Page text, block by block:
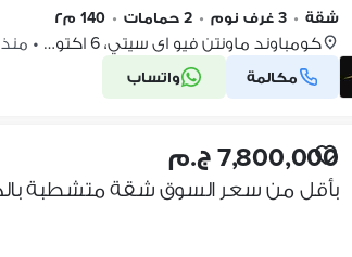
شقة • 3 غرف نوم • 2 حمامات • 140 م٢
كومباوند ماونتن فيو اى سيتي، 6 اكتو… • منذ 50 دقائق
مكالمة واتساب
7,800,000 ج.م